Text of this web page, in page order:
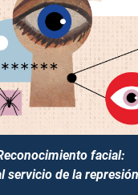
facial:
servicio de la represión